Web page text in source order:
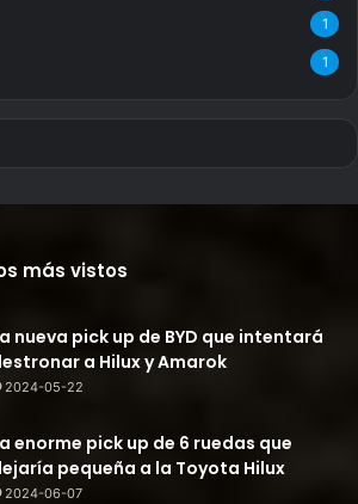
1
1
más vistos
nueva pick up de BYD que intentará
a Hilux y Amarok
2024-05-22
enorme pick up de 6 ruedas que
pequeña a la Toyota Hilux
2024-06-07